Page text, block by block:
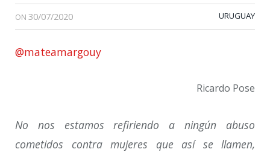
ON 30/07/2020 URUGUAY
@mateamargouy
Ricardo Pose
No nos estamos refiriendo a ningún abuso
cometidos contra mujeres que así se llamen,